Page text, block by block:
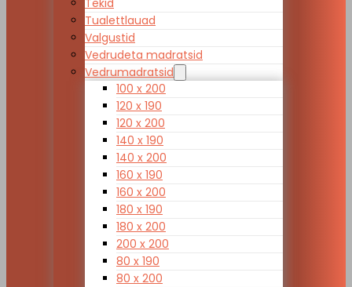
Tekid
Tualettlauad
Valgustid
Vedrudeta madratsid
Vedrumadratsid
100 x 200
120 x 190
120 x 200
140 x 190
140 x 200
160 x 190
160 x 200
180 x 190
180 x 200
200 x 200
80 x 190
80 x 200